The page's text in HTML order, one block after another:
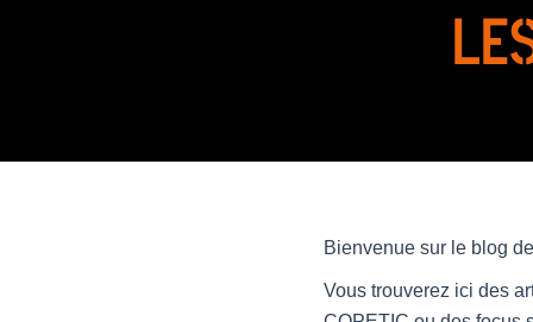
Bienvenue sur le blog
Vous trouverez ici des